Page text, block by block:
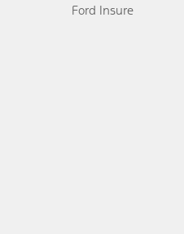
Ford Insure